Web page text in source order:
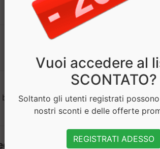
bisogno di aiuto? Chatta con noi
Vuoi accedere al
SCONTATO?
Soltanto gli utenti registrati
nostri sconti e delle offerte
REGISTRATI ADESSO